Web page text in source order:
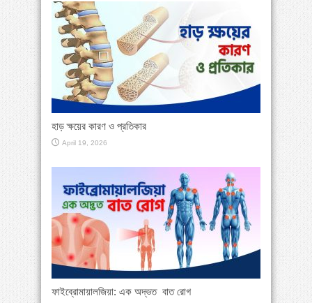
হাড় ক্ষয়ের কারণ ও প্রতিকার
April 19, 2026
ফাইব্রোমায়ালজিয়া: এক অদ্ভত বাত রোগ